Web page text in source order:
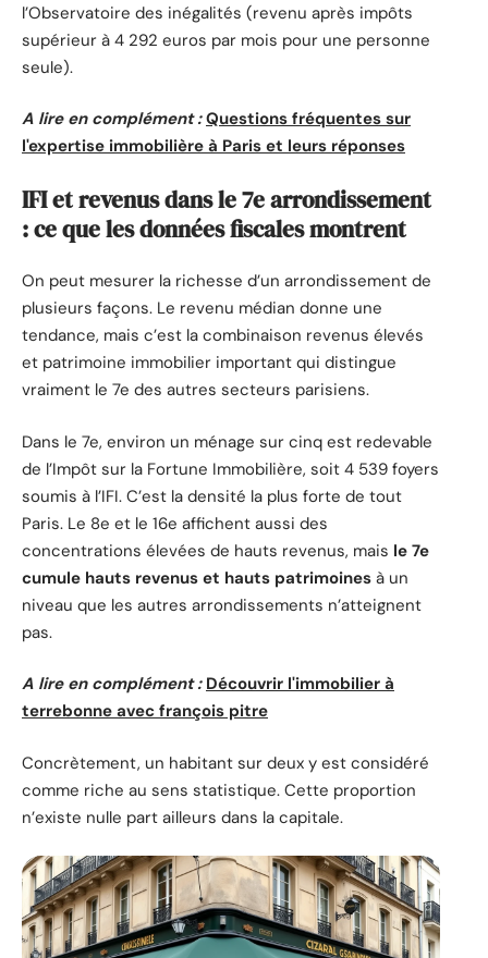
l’Observatoire des inégalités (revenu après impôts
supérieur à 4 292 euros par mois pour une personne
seule).
A lire en complément : Questions fréquentes sur
l'expertise immobilière à Paris et leurs réponses
IFI et revenus dans le 7e arrondissement
: ce que les données fiscales montrent
On peut mesurer la richesse d’un arrondissement de
plusieurs façons. Le revenu médian donne une
tendance, mais c’est la combinaison revenus élevés
et patrimoine immobilier important qui distingue
vraiment le 7e des autres secteurs parisiens.
Dans le 7e, environ un ménage sur cinq est redevable
de l’Impôt sur la Fortune Immobilière, soit 4 539 foyers
soumis à l’IFI. C’est la densité la plus forte de tout
Paris. Le 8e et le 16e affichent aussi des
concentrations élevées de hauts revenus, mais le 7e
cumule hauts revenus et hauts patrimoines à un
niveau que les autres arrondissements n’atteignent
pas.
A lire en complément : Découvrir l'immobilier à
terrebonne avec françois pitre
Concrètement, un habitant sur deux y est considéré
comme riche au sens statistique. Cette proportion
n’existe nulle part ailleurs dans la capitale.